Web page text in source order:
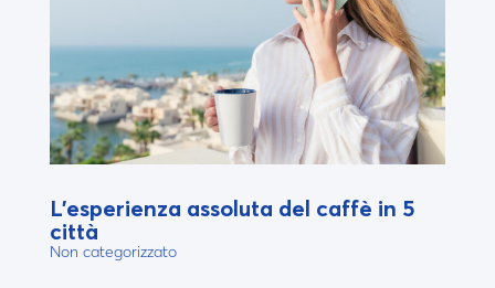
L’esperienza assoluta del caffè in 5
città
Non categorizzato